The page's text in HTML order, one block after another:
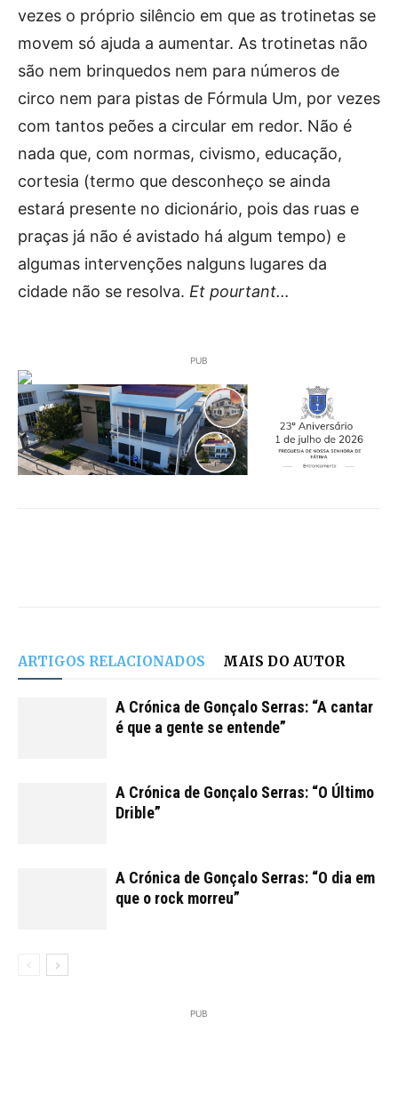
vezes o próprio silêncio em que as trotinetas se
movem só ajuda a aumentar. As trotinetas não
são nem brinquedos nem para números de
circo nem para pistas de Fórmula Um, por vezes
com tantos peões a circular em redor. Não é
nada que, com normas, civismo, educação,
cortesia (termo que desconheço se ainda
estará presente no dicionário, pois das ruas e
praças já não é avistado há algum tempo) e
algumas intervenções nalguns lugares da
cidade não se resolva. Et pourtant…
PUB
ARTIGOS RELACIONADOS MAIS DO AUTOR
A Crónica de Gonçalo Serras: “A cantar
é que a gente se entende”
A Crónica de Gonçalo Serras: “O Último
Drible”
A Crónica de Gonçalo Serras: “O dia em
que o rock morreu”
PUB